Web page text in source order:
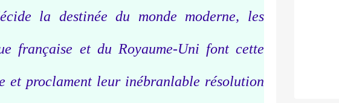
la destinée du monde moderne, les
française et du Royaume-Uni font cette
et proclament leur inébranlable résolution